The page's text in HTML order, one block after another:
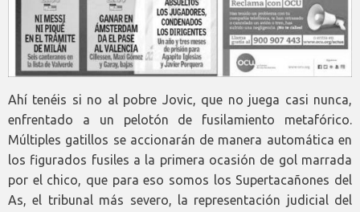
Ahí tenéis si no al pobre Jovic, que no juega casi nunca,
enfrentado a un pelotón de fusilamiento metafórico.
Múltiples gatillos se accionarán de manera automática en
los figurados fusiles a la primera ocasión de gol marrada
por el chico, que para eso somos los Supertacañones del
As, el tribunal más severo, la representación judicial del